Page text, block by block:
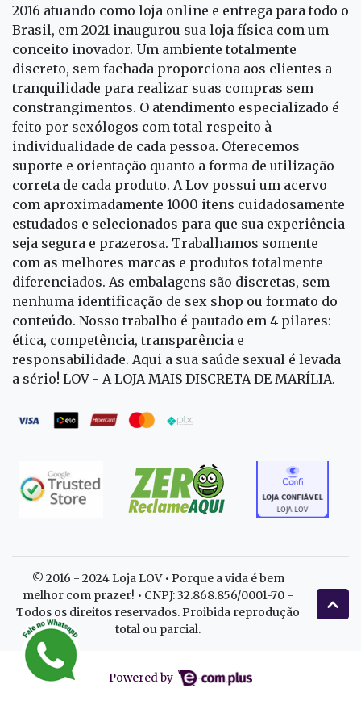
2016 atuando como loja online e entrega para todo o
Brasil, em 2021 inaugurou sua loja física com um
conceito inovador. Um ambiente totalmente
discreto, sem fachada proporciona aos clientes a
tranquilidade para realizar suas compras sem
constrangimentos. O atendimento especializado é
feito por sexólogos com total respeito à
individualidade de cada pessoa. Oferecemos
suporte e orientação quanto a forma de utilização
correta de cada produto. A Lov possui um acervo
com aproximadamente 1000 itens cuidadosamente
estudados e selecionados para que sua experiência
seja segura e prazerosa. Trabalhamos somente
com as melhores marcas e produtos totalmente
diferenciados. As embalagens são discretas, sem
nenhuma identificação de sex shop ou formato do
conteúdo. Nosso trabalho é pautado em 4 pilares:
ética, competência, transparência e
responsabilidade. Aqui a sua saúde sexual é levada
a sério! LOV - A LOJA MAIS DISCRETA DE MARÍLIA.
© 2016 - 2024 Loja LOV • Porque a vida é bem
melhor com prazer! • CNPJ: 32.868.856/0001-70 -
Todos os direitos reservados. Proibida reprodução
total ou parcial.
Powered by